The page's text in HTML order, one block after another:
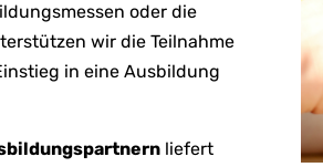
oder die
wir die Teilnahme
in eine Ausbildung
liefert